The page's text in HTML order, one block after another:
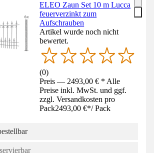
ELEO Zaun Set 10 m Lucca
feuerverzinkt zum
Aufschrauben
Artikel wurde noch nicht
bewertet.
(0)
Preis — 2493,00 € * Alle
Preise inkl. MwSt. und ggf.
zzgl. Versandkosten pro
Pack2493,00 €*/ Pack